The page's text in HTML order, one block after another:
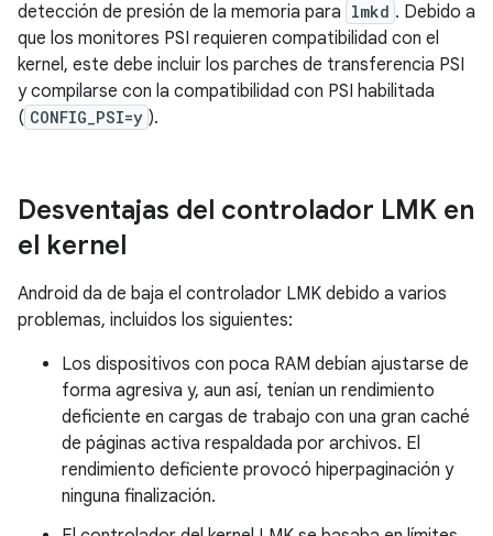
detección de presión de la memoria para lmkd . Debido a
que los monitores PSI requieren compatibilidad con el
kernel, este debe incluir los parches de transferencia PSI
y compilarse con la compatibilidad con PSI habilitada
( CONFIG_PSI=y ).
Desventajas del controlador LMK en
el kernel
Android da de baja el controlador LMK debido a varios
problemas, incluidos los siguientes:
Los dispositivos con poca RAM debían ajustarse de
forma agresiva y, aun así, tenían un rendimiento
deficiente en cargas de trabajo con una gran caché
de páginas activa respaldada por archivos. El
rendimiento deficiente provocó hiperpaginación y
ninguna finalización.